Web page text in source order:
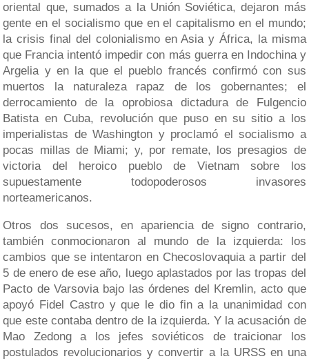
oriental que, sumados a la Unión Soviética, dejaron más
gente en el socialismo que en el capitalismo en el mundo;
la crisis final del colonialismo en Asia y África, la misma
que Francia intentó impedir con más guerra en Indochina y
Argelia y en la que el pueblo francés confirmó con sus
muertos la naturaleza rapaz de los gobernantes; el
derrocamiento de la oprobiosa dictadura de Fulgencio
Batista en Cuba, revolución que puso en su sitio a los
imperialistas de Washington y proclamó el socialismo a
pocas millas de Miami; y, por remate, los presagios de
victoria del heroico pueblo de Vietnam sobre los
supuestamente todopoderosos invasores
norteamericanos.
Otros dos sucesos, en apariencia de signo contrario,
también conmocionaron al mundo de la izquierda: los
cambios que se intentaron en Checoslovaquia a partir del
5 de enero de ese año, luego aplastados por las tropas del
Pacto de Varsovia bajo las órdenes del Kremlin, acto que
apoyó Fidel Castro y que le dio fin a la unanimidad con
que este contaba dentro de la izquierda. Y la acusación de
Mao Zedong a los jefes soviéticos de traicionar los
postulados revolucionarios y convertir a la URSS en una